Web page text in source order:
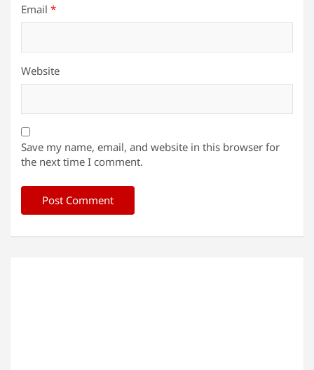
Email *
Website
Save my name, email, and website in this browser for
the next time I comment.